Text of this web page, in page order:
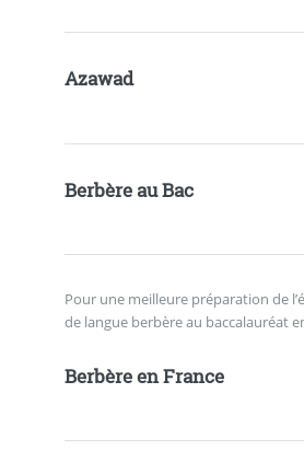
Azawad
Berbère au Bac
Pour une meilleure préparation de
de langue berbère au baccalauréat
Berbère en France